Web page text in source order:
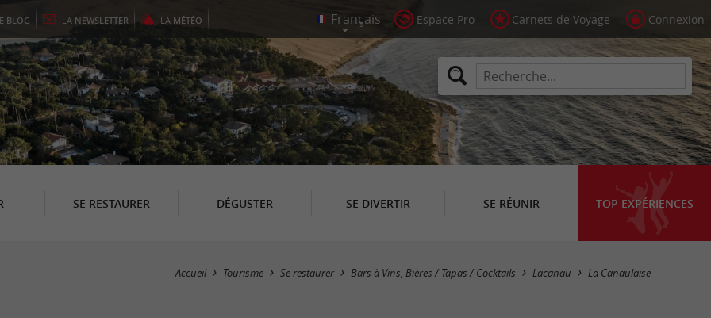
BLOG LA NEWSLETTER LA MÉTÉO Espace Pro Carnets de Voyage Connexion
SE RESTAURER DÉGUSTER SE DIVERTIR SE RÉUNIR TOP EXPÉRIENCES
Accueil Tourisme Se restaurer Bars à Vins, Bières / Tapas / Cocktails Lacanau La Canaulaise